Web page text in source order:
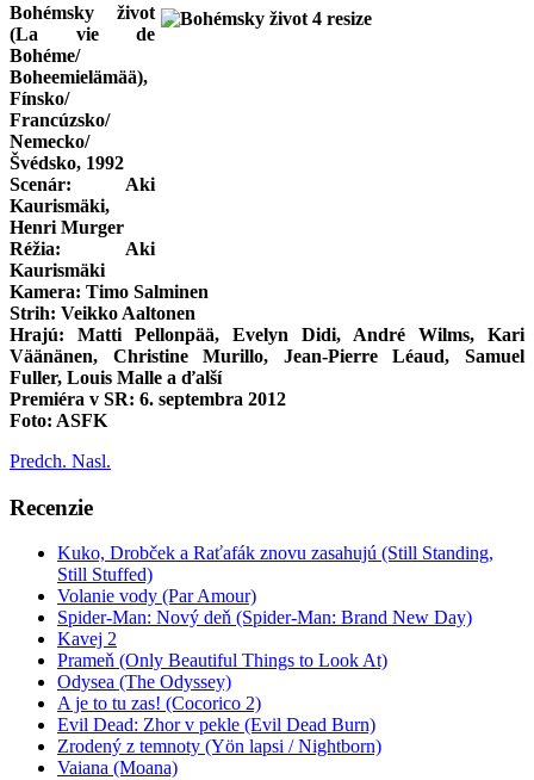
Bohémsky život
(La vie de
Bohéme/
Boheemielämää),
Fínsko/
Francúzsko/
Nemecko/
Švédsko, 1992
Scenár: Aki
Kaurismäki,
Henri Murger
Réžia: Aki
Kaurismäki
Kamera: Timo Salminen
Strih: Veikko Aaltonen
Hrajú: Matti Pellonpää, Evelyn Didi, André Wilms, Kari
Väänänen, Christine Murillo, Jean-Pierre Léaud, Samuel
Fuller, Louis Malle a ďalší
Premiéra v SR: 6. septembra 2012
Foto: ASFK
Predch. Nasl.
Recenzie
Kuko, Drobček a Raťafák znovu zasahujú (Still Standing,
Still Stuffed)
Volanie vody (Par Amour)
Spider-Man: Nový deň (Spider-Man: Brand New Day)
Kavej 2
Prameň (Only Beautiful Things to Look At)
Odysea (The Odyssey)
A je to tu zas! (Cocorico 2)
Evil Dead: Zhor v pekle (Evil Dead Burn)
Zrodený z temnoty (Yön lapsi / Nightborn)
Vaiana (Moana)